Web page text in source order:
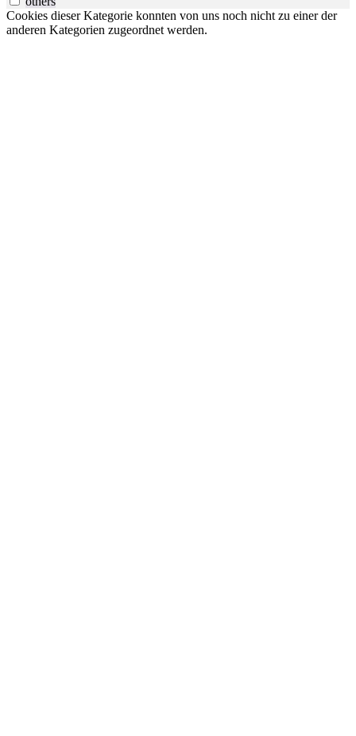
Cookies dieser Kategorie konnten von uns noch nicht zu einer der
anderen Kategorien zugeordnet werden.